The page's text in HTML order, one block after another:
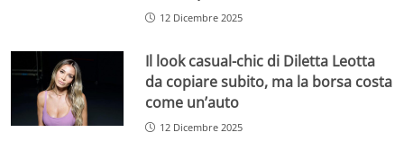
12 Dicembre 2025
Il look casual-chic di Diletta Leotta
da copiare subito, ma la borsa costa
come un’auto
12 Dicembre 2025